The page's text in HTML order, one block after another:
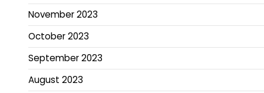
November 2023
October 2023
September 2023
August 2023